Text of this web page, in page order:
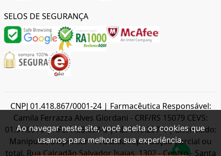
SELOS DE SEGURANÇA
CNPJ 01.418.867/0001-24 | Farmacêutica Responsável:
Camila Ferrazza Alves Giordani - CRF/RS 15079 CEVS:
01.01.0070 | AFE: 7.33.658-3 | AE: 1.13.257-4 | Licenciado:
Manipular, Dispensar - Proibida reprodução parcial ou
total. Rua Calçadão Salvador Isaias, 1302 - Centro - Santa
Ao navegar neste site, você aceita os cookies que
usamos para melhorar sua experiência.